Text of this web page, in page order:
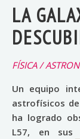
LA
FÍSICA /
Un equipo
astrofísicos
ha logrado
L57, en sus